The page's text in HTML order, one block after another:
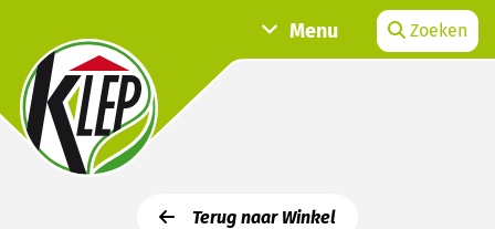
Menu Zoeken
Terug naar Winkel